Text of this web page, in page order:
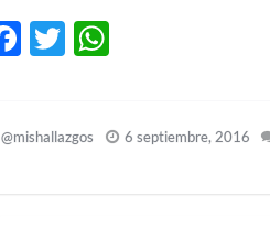
Facebook
Twitter
@mishallazgos 6 septiembre, 2016